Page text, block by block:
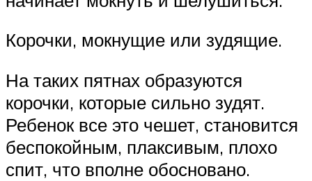
Корочки, мокнущие или зудящие.
На таких пятнах образуются
корочки, которые сильно зудят.
Ребенок все это чешет, становится
беспокойным, плаксивым, плохо
спит, что вполне обосновано.